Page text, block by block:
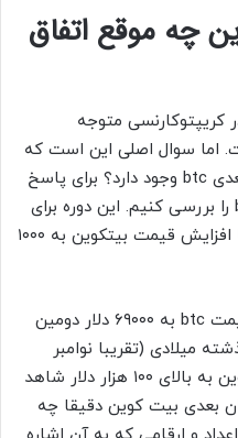
چه موقع اتفاق
متوجه
اما سوال اصلی این است که
آیا امکان پیش‌بینی وقوع بولران بعدی btc وجود دارد؟ برای پاسخ
به این سوال باید تاریخچه bull run را بررسی کنیم. این دوره برای
اولین بار در سال ۲۰۱۷ و همزمان با افزایش قیمت بیتکوین به ۱۰۰۰
در سال ۲۰۲۱ هم‌زمان با افزایش قیمت btc به ۶۹۰۰۰ دلار دومین
میلادی (تقریبا نوامبر
۲۰۲۴) نیز با افزایش قیمت بیت‌کوین به بالای ۱۰۰ هزار دلار شاهد
بعدی بیت کوین دقیقا چه